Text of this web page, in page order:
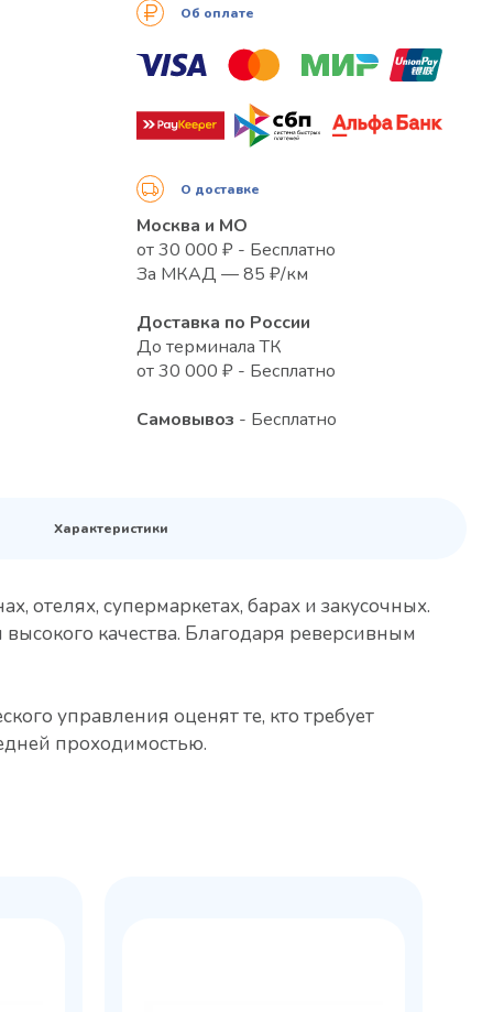
Об оплате
О доставке
Москва и МО
от 30 000 ₽ - Бесплатно
За МКАД — 85 ₽/км
Доставка по России
До терминала ТК
от 30 000 ₽ - Бесплатно
Самовывоз - Бесплатно
Характеристики
отелях, супермаркетах, барах и закусочных.
качества. Благодаря реверсивным
управления оценят те, кто требует
проходимостью.